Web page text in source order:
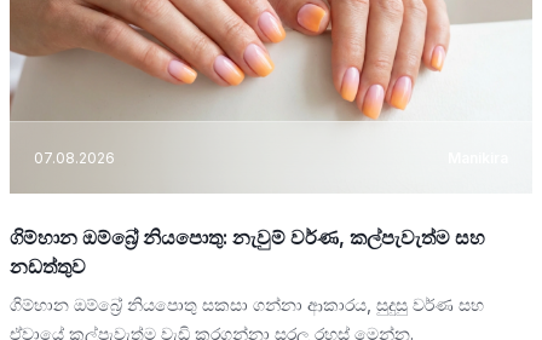
07.08.2026
ගිම්හාන ඔම්බ්‍රේ නියපොතු: නැවුම් වර්ණ, කල්පැවැත්ම සහ
නඩත්තුව
ගිම්හාන ඔම්බ්‍රේ නියපොතු සකසා ගන්නා ආකාරය, සුදුසු වර්ණ සහ
ඒවායේ කල්පැවැත්ම වැඩි කරගන්නා සරල රහස් මෙන්න.